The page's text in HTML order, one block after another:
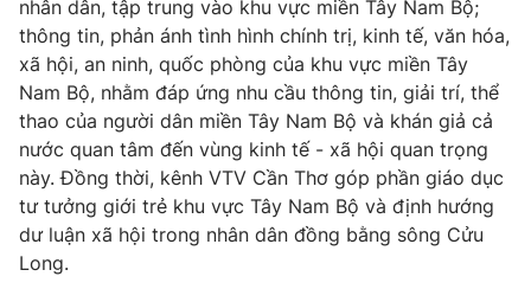
Theo dõi báo trên
Cơ quan chủ quản:Đài Truyền hình Việt Nam
Cơ quan báo chí: Thời báo VTV
Giấy phép hoạt động báo in và báo điện tử số 483/GP-BTTTT
cấp ngày 29/12/2023
Tổng Biên tập:
nhân dân, tập trung vào khu vực miền Tây Nam Bộ;
thông tin, phản ánh tình hình chính trị, kinh tế, văn hóa,
xã hội, an ninh, quốc phòng của khu vực miền Tây
Nam Bộ, nhằm đáp ứng nhu cầu thông tin, giải trí, thể
thao của người dân miền Tây Nam Bộ và khán giả cả
nước quan tâm đến vùng kinh tế - xã hội quan trọng
này. Đồng thời, kênh VTV Cần Thơ góp phần giáo dục
tư tưởng giới trẻ khu vực Tây Nam Bộ và định hướng
dư luận xã hội trong nhân dân đồng bằng sông Cửu
Long.